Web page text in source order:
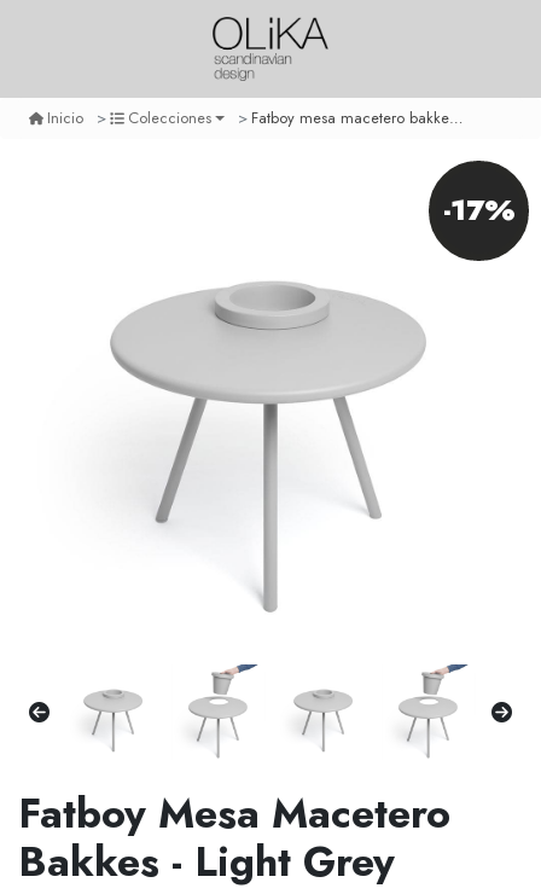
Inicio Colecciones Fatboy mesa macetero bakkes - light grey
-17%
Fatboy Mesa Macetero
Bakkes - Light Grey